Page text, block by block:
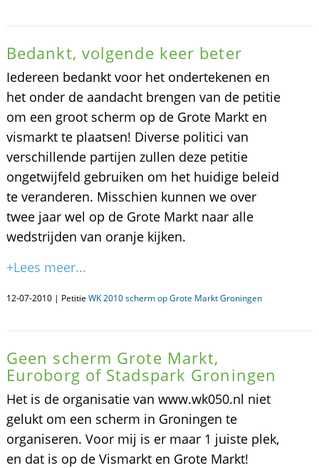
Bedankt, volgende keer beter
Iedereen bedankt voor het ondertekenen en
het onder de aandacht brengen van de petitie
om een groot scherm op de Grote Markt en
vismarkt te plaatsen! Diverse politici van
verschillende partijen zullen deze petitie
ongetwijfeld gebruiken om het huidige beleid
te veranderen. Misschien kunnen we over
twee jaar wel op de Grote Markt naar alle
wedstrijden van oranje kijken.
+Lees meer...
12-07-2010 | Petitie WK 2010 scherm op Grote Markt Groningen
Geen scherm Grote Markt,
Euroborg of Stadspark Groningen
Het is de organisatie van www.wk050.nl niet
gelukt om een scherm in Groningen te
organiseren. Voor mij is er maar 1 juiste plek,
en dat is op de Vismarkt en Grote Markt!